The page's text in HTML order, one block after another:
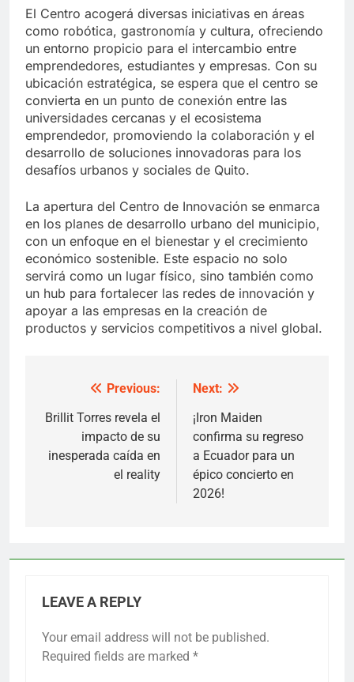
El Centro acogerá diversas iniciativas en áreas
como robótica, gastronomía y cultura, ofreciendo
un entorno propicio para el intercambio entre
emprendedores, estudiantes y empresas. Con su
ubicación estratégica, se espera que el centro se
convierta en un punto de conexión entre las
universidades cercanas y el ecosistema
emprendedor, promoviendo la colaboración y el
desarrollo de soluciones innovadoras para los
desafíos urbanos y sociales de Quito.
La apertura del Centro de Innovación se enmarca
en los planes de desarrollo urbano del municipio,
con un enfoque en el bienestar y el crecimiento
económico sostenible. Este espacio no solo
servirá como un lugar físico, sino también como
un hub para fortalecer las redes de innovación y
apoyar a las empresas en la creación de
productos y servicios competitivos a nivel global.
navigation
Previous:
Brillit Torres revela el
impacto de su
inesperada caída en
el reality
Next:
¡Iron Maiden
confirma su regreso
a Ecuador para un
épico concierto en
2026!
LEAVE A REPLY
Your email address will not be published.
Required fields are marked *